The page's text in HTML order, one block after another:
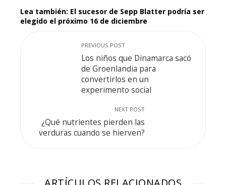
Lea también: El sucesor de Sepp Blatter podría ser
elegido el próximo 16 de diciembre
PREVIOUS POST
Los niños que Dinamarca sacó
de Groenlandia para
convertirlos en un
experimento social
NEXT POST
¿Qué nutrientes pierden las
verduras cuando se hierven?